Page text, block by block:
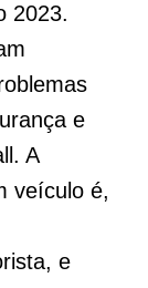
2023.
e
A
veículo é,
e